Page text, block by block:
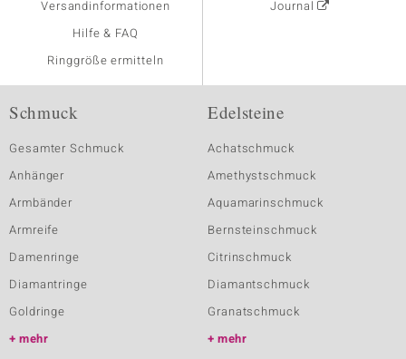
Versandinformationen
Hilfe & FAQ
Ringgröße ermitteln
Journal
Schmuck
Gesamter Schmuck
Anhänger
Armbänder
Armreife
Damenringe
Diamantringe
Goldringe
mehr
Edelsteine
Achatschmuck
Amethystschmuck
Aquamarinschmuck
Bernsteinschmuck
Citrinschmuck
Diamantschmuck
Granatschmuck
mehr